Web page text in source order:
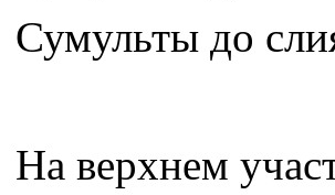
Сумульты до
На верхнем